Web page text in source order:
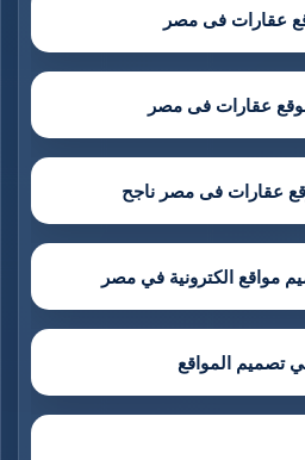
عقارات فى مصر
عقارات فى مصر
عقارات فى مصر ناجح
مواقع الكترونية في مصر
تصميم المواقع